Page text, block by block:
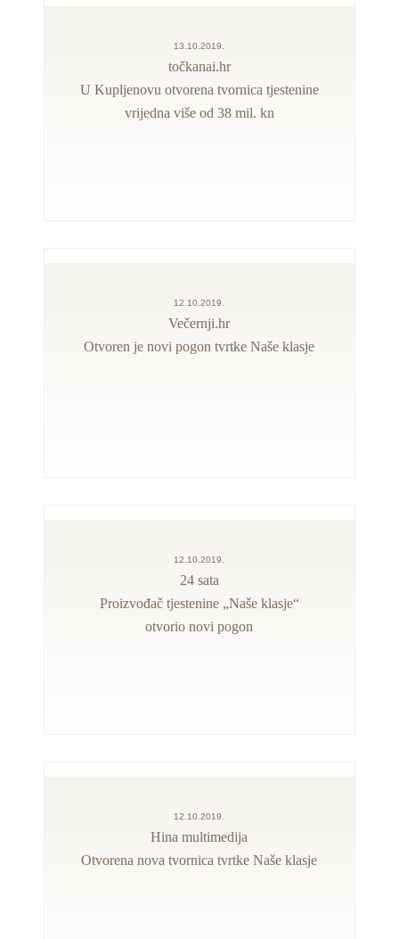
13.10.2019.
točkanai.hr
U Kupljenovu otvorena tvornica tjestenine
vrijedna više od 38 mil. kn
12.10.2019.
Večernji.hr
Otvoren je novi pogon tvrtke Naše klasje
12.10.2019.
24 sata
Proizvođač tjestenine „Naše klasje“
otvorio novi pogon
12.10.2019.
Hina multimedija
Otvorena nova tvornica tvrtke Naše klasje